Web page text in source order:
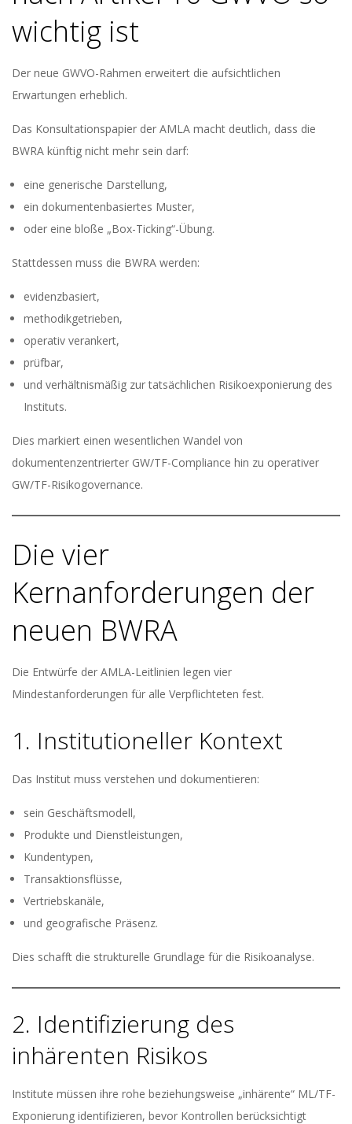
wichtig ist
Der neue GWVO-Rahmen erweitert die aufsichtlichen
Erwartungen erheblich.
Das Konsultationspapier der AMLA macht deutlich, dass die
BWRA künftig nicht mehr sein darf:
eine generische Darstellung,
ein dokumentenbasiertes Muster,
oder eine bloße „Box-Ticking“-Übung.
Stattdessen muss die BWRA werden:
evidenzbasiert,
methodikgetrieben,
operativ verankert,
prüfbar,
und verhältnismäßig zur tatsächlichen Risikoexponierung des
Instituts.
Dies markiert einen wesentlichen Wandel von
dokumentenzentrierter GW/TF-Compliance hin zu operativer
GW/TF-Risikogovernance.
Die vier
Kernanforderungen der
neuen BWRA
Die Entwürfe der AMLA-Leitlinien legen vier
Mindestanforderungen für alle Verpflichteten fest.
1. Institutioneller Kontext
Das Institut muss verstehen und dokumentieren:
sein Geschäftsmodell,
Produkte und Dienstleistungen,
Kundentypen,
Transaktionsflüsse,
Vertriebskanäle,
und geografische Präsenz.
Dies schafft die strukturelle Grundlage für die Risikoanalyse.
2. Identifizierung des
inhärenten Risikos
Institute müssen ihre rohe beziehungsweise „inhärente“ ML/TF-
Exponierung identifizieren, bevor Kontrollen berücksichtigt